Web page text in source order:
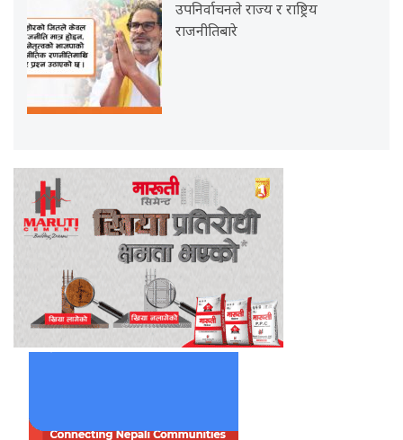
उपनिर्वाचनले राज्य र राष्ट्रिय
राजनीतिबारे